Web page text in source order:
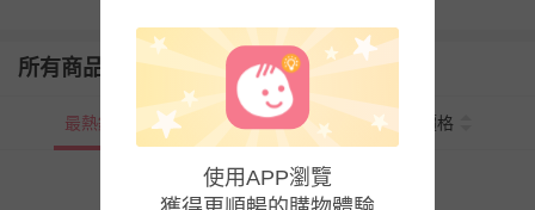
所有商品
最熱銷 新上市 價格
使用APP瀏覽